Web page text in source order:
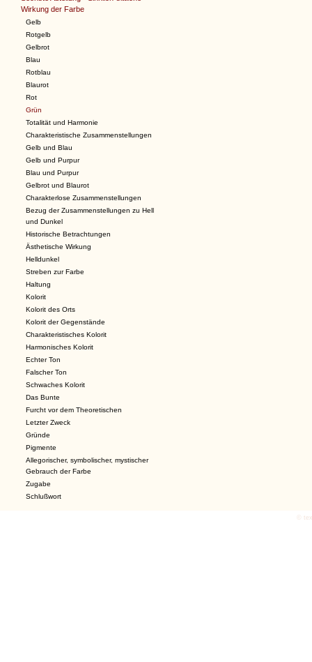
Wirkung der Farbe
Gelb
Rotgelb
Gelbrot
Blau
Rotblau
Blaurot
Rot
Grün
Totalität und Harmonie
Charakteristische Zusammenstellungen
Gelb und Blau
Gelb und Purpur
Blau und Purpur
Gelbrot und Blaurot
Charakterlose Zusammenstellungen
Bezug der Zusammenstellungen zu Hell
und Dunkel
Historische Betrachtungen
Ästhetische Wirkung
Helldunkel
Streben zur Farbe
Haltung
Kolorit
Kolorit des Orts
Kolorit der Gegenstände
Charakteristisches Kolorit
Harmonisches Kolorit
Echter Ton
Falscher Ton
Schwaches Kolorit
Das Bunte
Furcht vor dem Theoretischen
Letzter Zweck
Gründe
Pigmente
Allegorischer, symbolischer, mystischer
Gebrauch der Farbe
Zugabe
Schlußwort
©